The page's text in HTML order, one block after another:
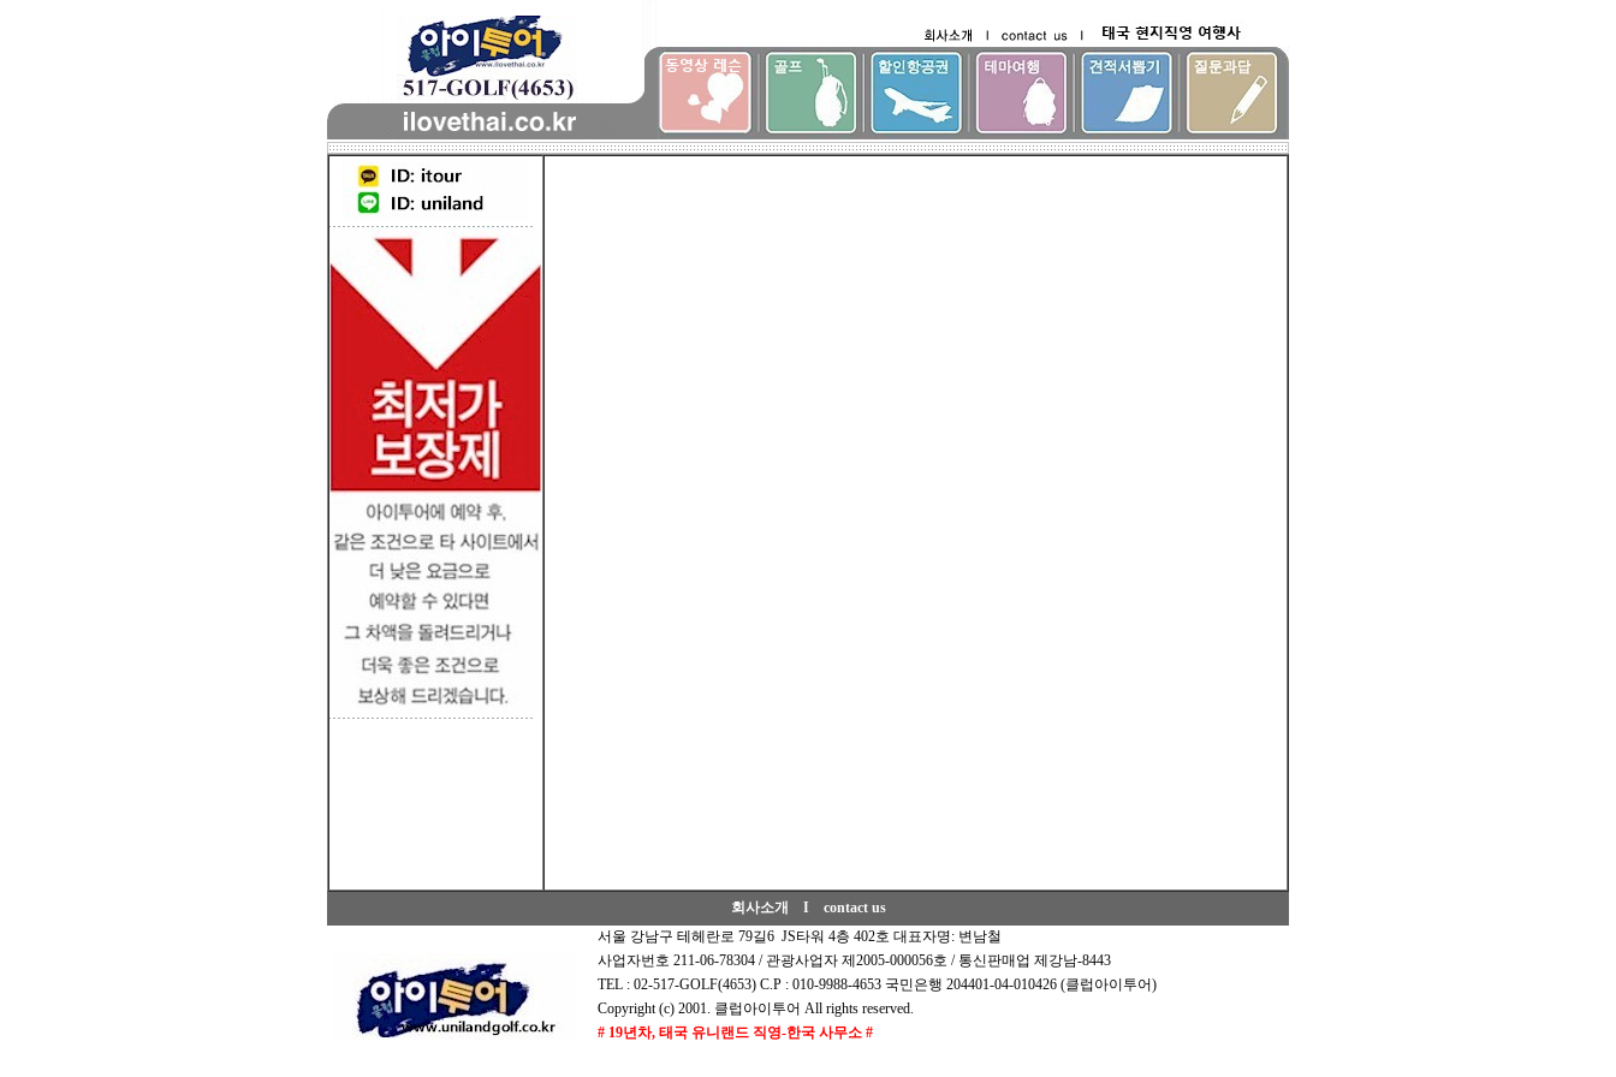
회사소개 I
contact us
서울 강남구 테헤란로 79길6 JS타워 4층 402호 대표자명: 변남철
사업자번호 211-06-78304 / 관광사업자 제2005-000056호 / 통신판매업 제강남-8443
TEL : 02-517-GOLF(4653) C.P : 010-9988-4653 국민은행 204401-04-010426 (클럽아이투어)
Copyright (c) 2001. 클럽아이투어 All rights reserved.
# 19년차, 태국 유니랜드 직영-한국 사무소 #